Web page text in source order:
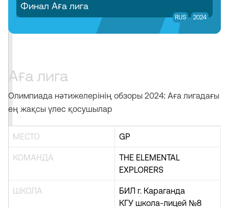
Финал Аға лига
2024
RUS
Аға лига
Олимпиада нәтижелерінің обзоры 2024: Аға лигадағы
ең жақсы үлес қосушылар
МЕСТО GP
КОМАНДА
THE ELEMENTAL
EXPLORERS
ШКОЛА
БИЛ г. Караганда
КГУ школа-лицей №8